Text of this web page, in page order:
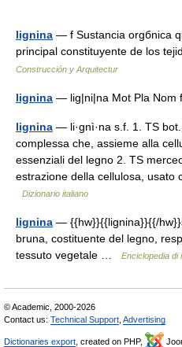
lignina — f Sustancia orgбnica
principal constituyente de los
Construcción y Arquitectur
lignina — lig|ni|na Mot Pla
lignina — li·gnì·na s.f. 1. TS
complessa che, assieme alla
essenziali del legno 2. TS
estrazione della cellulosa,
Dizionario italiano
lignina — {{hw}}{{lignina}}{{/
bruna, costituente del legno,
tessuto vegetale …
Enciclopedia di
© Academic, 2000-2026
Contact us: Technical Support Advertising
Dictionaries export , created on PHP,